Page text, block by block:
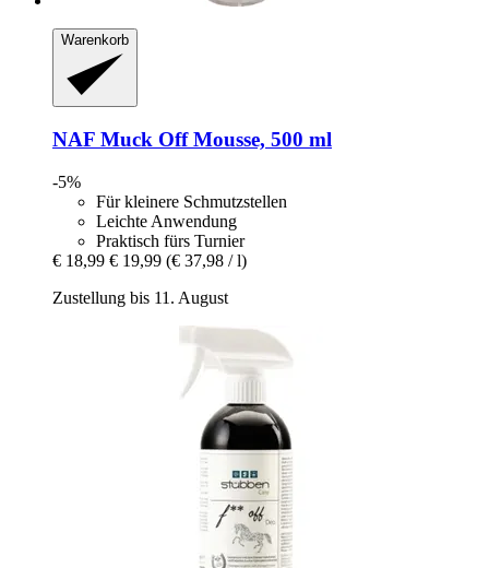
Warenkorb
NAF Muck Off Mousse, 500 ml
-5%
Für kleinere Schmutzstellen
Leichte Anwendung
Praktisch fürs Turnier
€ 18,99 € 19,99 (€ 37,98 / l)
Zustellung bis 11. August